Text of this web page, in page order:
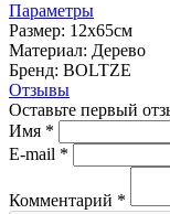
Параметры
Размер: 12х65см
Mатериал: Дерево
Бренд: BOLTZE
Отзывы
Оставьте первый
Имя *
E-mail *
Комментарий *